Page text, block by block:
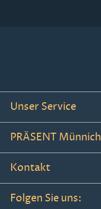
Unser Service
PRÄSENT Münnich
Kontakt
Folgen Sie uns: